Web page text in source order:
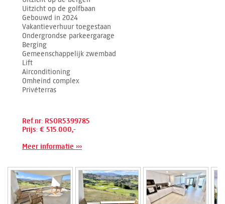
Uitzicht op de golfbaan
Gebouwd in 2024
Vakantieverhuur toegestaan
Ondergrondse parkeergarage
Berging
Gemeenschappelijk zwembad
Lift
Airconditioning
Omheind complex
Privéterras
Ref.nr: RSOR5399785
Prijs: € 515.000,-
Meer informatie ›››